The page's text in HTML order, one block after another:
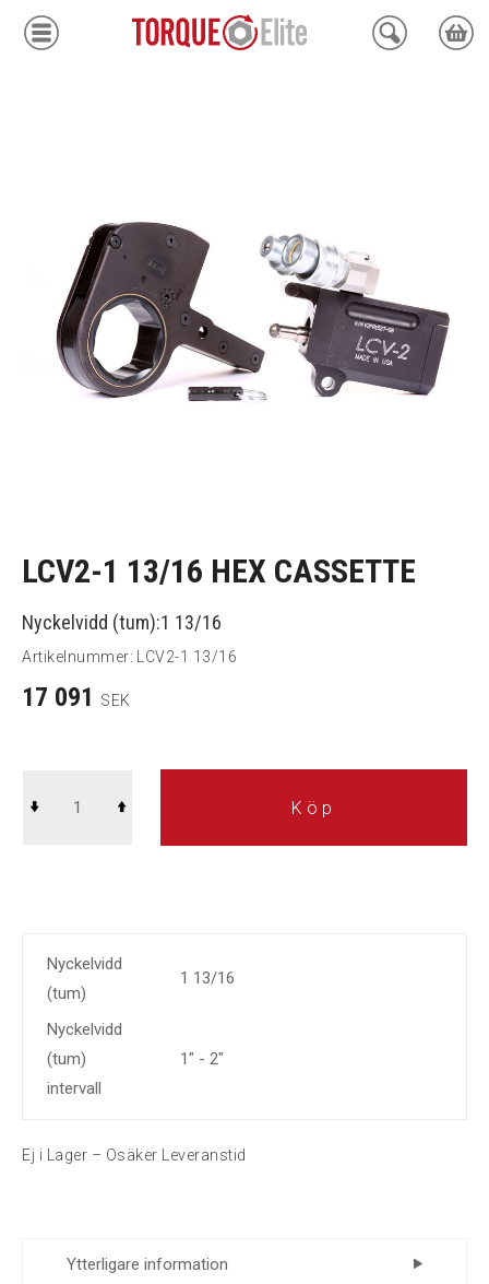
Avdragare
Mätinstrument
Tjänster
Kundcenter
LCV2-1 13/16 HEX CASSETTE
Nyckelvidd (tum):1 13/16
Artikelnummer: LCV2-1 13/16
17 091 SEK
Köp
Nyckelvidd
(tum)
1 13/16
Nyckelvidd
(tum)
intervall
1" - 2"
Ej i Lager – Osäker Leveranstid
Ytterligare information